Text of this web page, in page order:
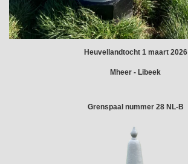
Heuvellandtocht 1 maart 2026
Mheer - Libeek
Grenspaal nummer 28 NL-B